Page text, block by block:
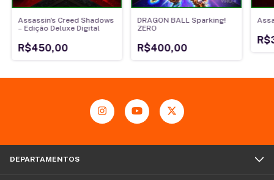
Assassin's Creed Shadows
– Edição Deluxe Digital
R$450,00
DRAGON BALL Sparking!
ZERO
R$400,00
DEPARTAMENTOS